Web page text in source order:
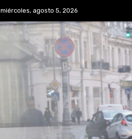
miércoles, agosto 5, 2026